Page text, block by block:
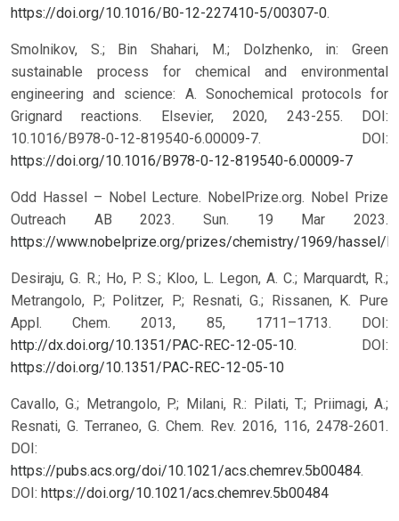
https://doi.org/10.1016/B0-12-227410-5/00307-0.
Smolnikov, S.; Bin Shahari, M.; Dolzhenko, in: Green
sustainable process for chemical and environmental
engineering and science: A. Sonochemical protocols for
Grignard reactions. Elsevier, 2020, 243-255. DOI:
10.1016/B978-0-12-819540-6.00009-7. DOI:
https://doi.org/10.1016/B978-0-12-819540-6.00009-7
Odd Hassel – Nobel Lecture. NobelPrize.org. Nobel Prize
Outreach AB 2023. Sun. 19 Mar 2023.
https://www.nobelprize.org/prizes/chemistry/1969/hassel/
Desiraju, G. R.; Ho, P. S.; Kloo, L. Legon, A. C.; Marquardt, R.;
Metrangolo, P.; Politzer, P.; Resnati, G.; Rissanen, K. Pure
Appl. Chem. 2013, 85, 1711–1713. DOI:
http://dx.doi.org/10.1351/PAC-REC-12-05-10. DOI:
https://doi.org/10.1351/PAC-REC-12-05-10
Cavallo, G.; Metrangolo, P.; Milani, R.: Pilati, T.; Priimagi, A.;
Resnati, G. Terraneo, G. Chem. Rev. 2016, 116, 2478-2601.
DOI:
https://pubs.acs.org/doi/10.1021/acs.chemrev.5b00484.
DOI: https://doi.org/10.1021/acs.chemrev.5b00484